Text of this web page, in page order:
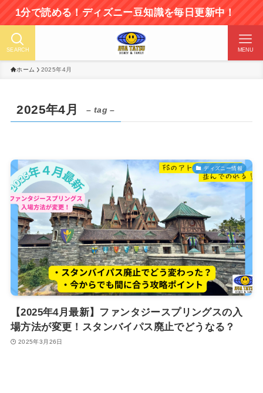
読める！ディズニー豆知識を毎日更新中！
SEARCH MENU
ホーム 2025年4月
2025年4月 – tag –
ディズニー情報
【2025年4月最新】ファンタジースプリングスの入
場方法が変更！スタンバイパス廃止でどうなる？
2025年3月26日